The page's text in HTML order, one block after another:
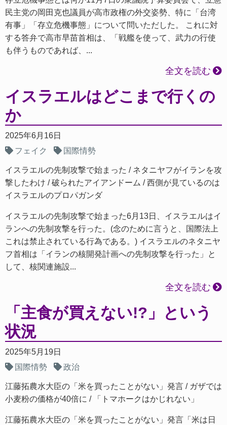
民主党の岡田克也議員が高市政権の外交姿勢、特に「台湾
有事」「存立危機事態」について問いただした。 これに対
する答弁で高市早苗首相は、「戦艦を使って、武力の行使
も伴うものであれば、...
全文を読む
イスラエルはどこまで行くの
か
2025年6月16日
フェイク
国際情勢
イスラエルの先制攻撃で始まった
ネタニヤフがイランを攻
撃したわけ
破られたアイアンドーム
西側が見ているのは
イスラエルのプロパガンダ
イスラエルの先制攻撃で始まった6月13日、イスラエルはイ
ランへの先制攻撃を行った。(念のために言うと、国際法上
これは禁止されている行為である。) イスラエルのネタニヤ
フ首相は「イランの核開発計画への先制攻撃を行った」と
して、核関連施設...
全文を読む
「主食が買えない!?」という
状況
2025年5月19日
国際情勢
政治
江藤拓農水大臣の「米を買ったことがない」発言
ガザでは
小麦粉の価格が40倍に
「トマホークはかじれない」
江藤拓農水大臣の「米を買ったことがない」発言「米は日